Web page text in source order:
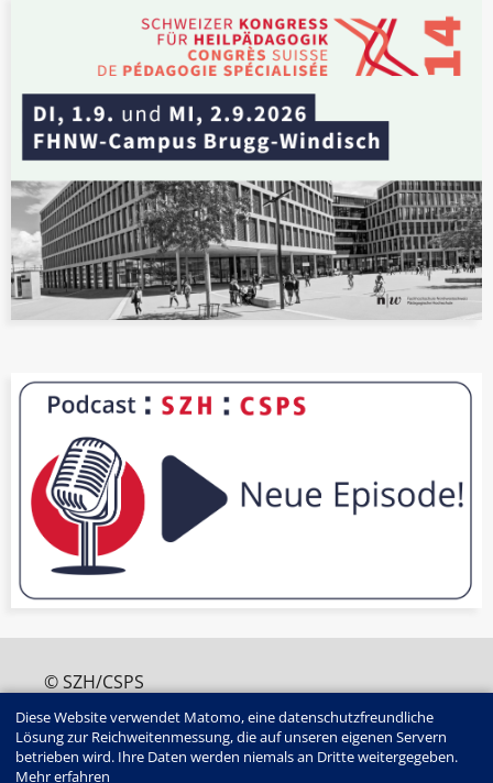
© SZH/CSPS
edition@szh.ch
ISSN : 2813-4907
Edition SZH/CSPS | Haus der Kantone |
Diese Website verwendet Matomo, eine datenschutzfreundliche
Lösung zur Reichweitenmessung, die auf unseren eigenen Servern
betrieben wird. Ihre Daten werden niemals an Dritte weitergegeben.
Mehr erfahren